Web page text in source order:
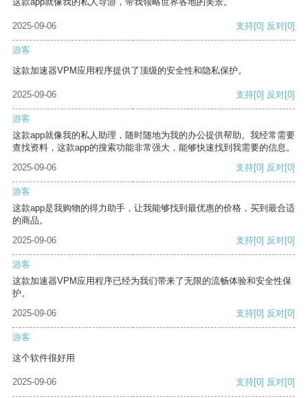
2025-09-06 支持[0] 反对[0]
游客
这款加速器VPM应用程序提供了顶级的安全性和隐私保护。
2025-09-06 支持[0] 反对[0]
游客
这款app就像我的私人助理，随时随地为我的办公提供帮助。我经常需要
查找资料，这款app的搜索功能非常强大，能够快速找到我需要的信息。
2025-09-06
支持[0] 反对[0]
游客
这款app是我购物的得力助手，让我能够找到最优惠的价格，买到最合适
的商品。
2025-09-06
支持[0] 反对[0]
游客
这款加速器VPM应用程序已经为我们带来了无限的流畅体验和安全性保
护。
2025-09-06
支持[0] 反对[0]
游客
这个软件很好用
2025-09-06 支持[0] 反对[0]